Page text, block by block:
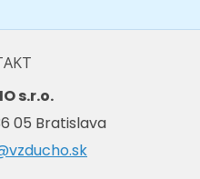
s.r.o.
05 Bratislava